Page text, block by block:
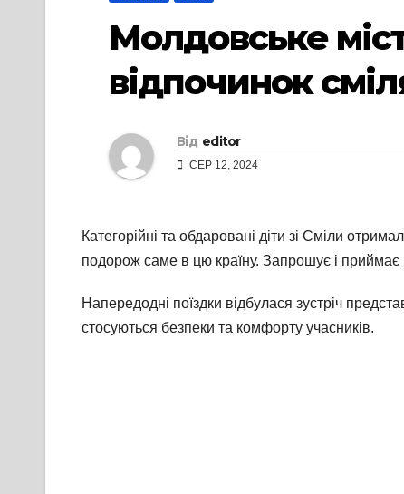
Молдовське
відпочинок
Від editor
СЕР 12, 2024
Категорійні та обдаровані діти зі Сміли
подорож саме в цю країну. Запрошує і
Напередодні поїздки відбулася зустріч
стосуються безпеки та комфорту учасників.